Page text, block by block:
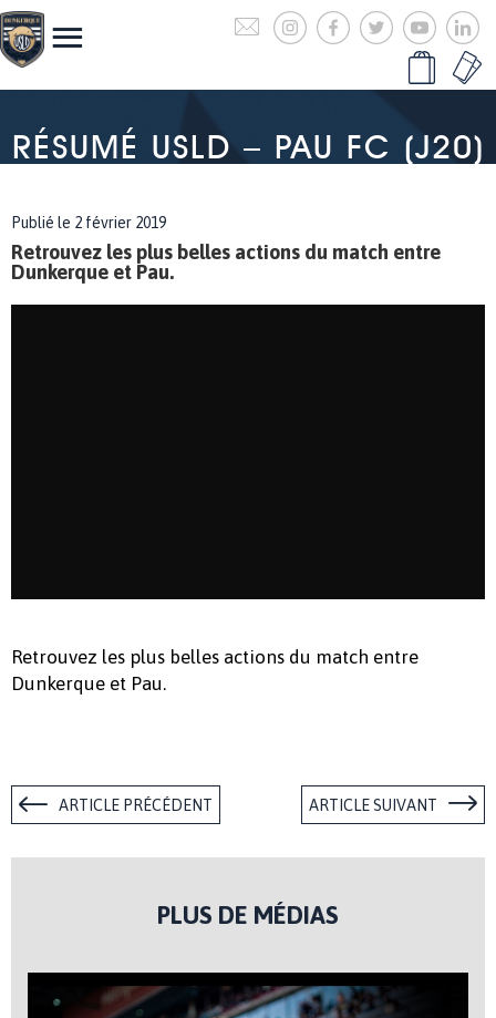
RÉSUMÉ USLD – PAU FC (J20)
Publié le 2 février 2019
Retrouvez les plus belles actions du match entre
Dunkerque et Pau.
Retrouvez les plus belles actions du match entre
Dunkerque et Pau.
ARTICLE PRÉCÉDENT ARTICLE SUIVANT
PLUS DE MÉDIAS